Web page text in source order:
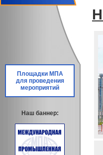
Площадки МПА
для проведения
мероприятий
Наш баннер: